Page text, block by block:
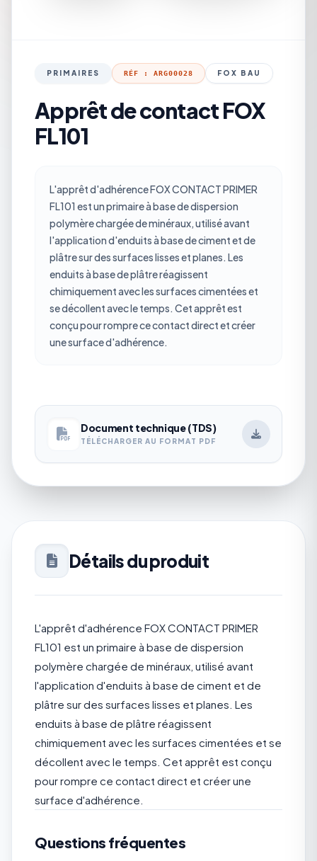
PRIMAIRES RÉF : ARG00028 FOX BAU
Apprêt de contact FOX
FL101
L'apprêt d'adhérence FOX CONTACT PRIMER
FL101 est un primaire à base de dispersion
polymère chargée de minéraux, utilisé avant
l'application d'enduits à base de ciment et de
plâtre sur des surfaces lisses et planes. Les
enduits à base de plâtre réagissent
chimiquement avec les surfaces cimentées et
se décollent avec le temps. Cet apprêt est
conçu pour rompre ce contact direct et créer
une surface d'adhérence.
Document technique (TDS)
TÉLÉCHARGER AU FORMAT PDF
Détails du produit
L'apprêt d'adhérence FOX CONTACT PRIMER
FL101 est un primaire à base de dispersion
polymère chargée de minéraux, utilisé avant
l'application d'enduits à base de ciment et de
plâtre sur des surfaces lisses et planes. Les
enduits à base de plâtre réagissent
chimiquement avec les surfaces cimentées et se
décollent avec le temps. Cet apprêt est conçu
pour rompre ce contact direct et créer une
surface d'adhérence.
Questions fréquentes